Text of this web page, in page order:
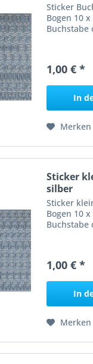
Sticker
Bogen 10
Buchstabe
1,00 € *
In
Merken
Sticker
silber
Sticker
Bogen 10
Buchstabe
1,00 € *
In
Merken